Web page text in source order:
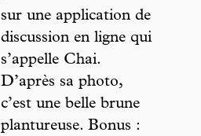
sur une application de
discussion en ligne qui
s’appelle Chai.
D’après sa photo,
c’est une belle brune
plantureuse. Bonus :